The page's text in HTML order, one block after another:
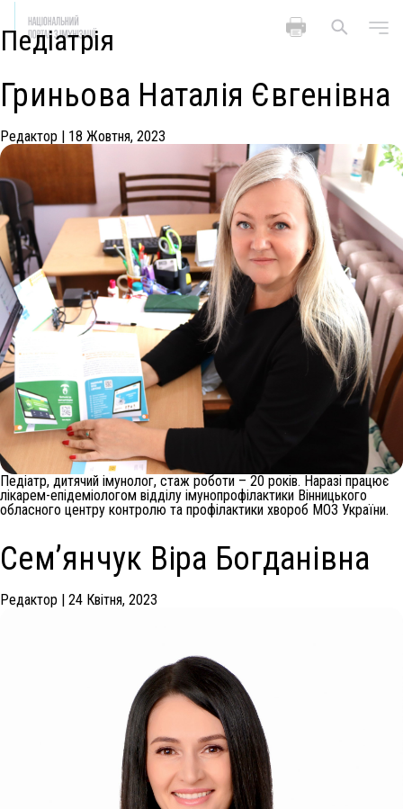
Педіатрія
Гриньова Наталія Євгенівна
Редактор | 18 Жовтня, 2023
Педіатр, дитячий імунолог, стаж роботи – 20 років. Наразі працює
лікарем-епідеміологом відділу імунопрофілактики Вінницького
обласного центру контролю та профілактики хвороб МОЗ України.
Сем’янчук Віра Богданівна
Редактор | 24 Квітня, 2023